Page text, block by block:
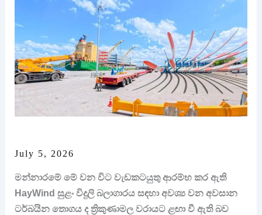
July 5, 2026
මන්නාරමේ මේ වන විට වැඩකටයුතු ආරම්භ කර ඇති
HayWind සුළං විදුලි බලාගාරය සඳහා අවශ්‍ය වන අවසාන
ටර්බයින තොගය ද ත්‍රිකුණාමල වරායට ළඟා වී ඇති බව